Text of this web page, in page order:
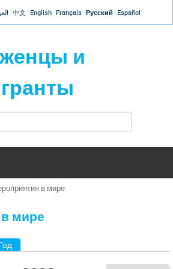
Jump to navigation
中文 English Français Русский Español
и
в мире
мире